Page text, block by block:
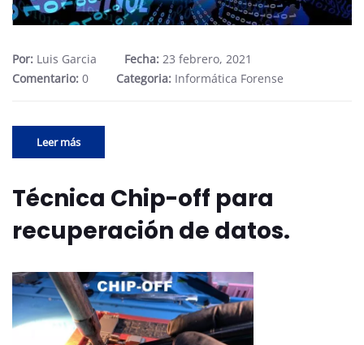
Por: Luis Garcia Fecha: 23 febrero, 2021
Comentario: 0 Categoria: Informática Forense
Leer más
Técnica Chip-off para
recuperación de datos.